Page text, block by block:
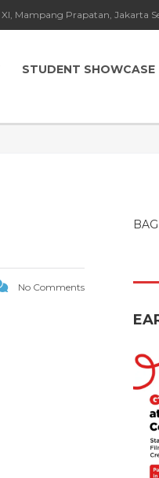
Mampang Prapatan, Jakarta
STUDENT SHOWCASE
No Comments